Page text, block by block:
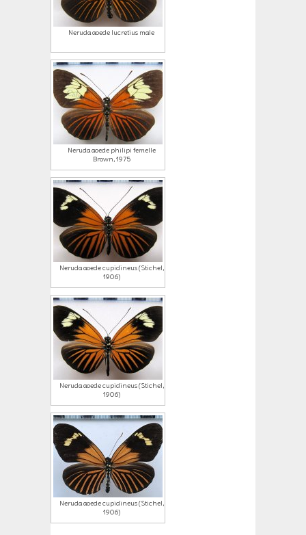
Neruda aoede lucretius male
Neruda aoede philipi femelle
Brown, 1975
Neruda aoede cupidineus (Stichel,
1906)
Neruda aoede cupidineus (Stichel,
1906)
Neruda aoede cupidineus (Stichel,
1906)